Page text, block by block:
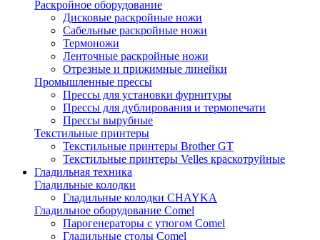
Раскройное оборудование
Дисковые раскройные ножи
Сабельные раскройные ножи
Термоножи
Ленточные раскройные ножи
Отрезные и прижимные линейки
Промышленные прессы
Прессы для установки фурнитуры
Прессы для дублирования и термопечати
Прессы вырубные
Текстильные принтеры
Текстильные принтеры Brother GT
Текстильные принтеры Velles краскотруйные
Гладильная техника
Гладильные колодки
Гладильные колодки CHAYKA
Гладильное оборудование Comel
Парогенераторы с утюгом Comel
Гладильные столы Comel